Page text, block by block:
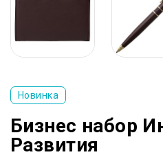
Новинка
Бизнес набор
Развития